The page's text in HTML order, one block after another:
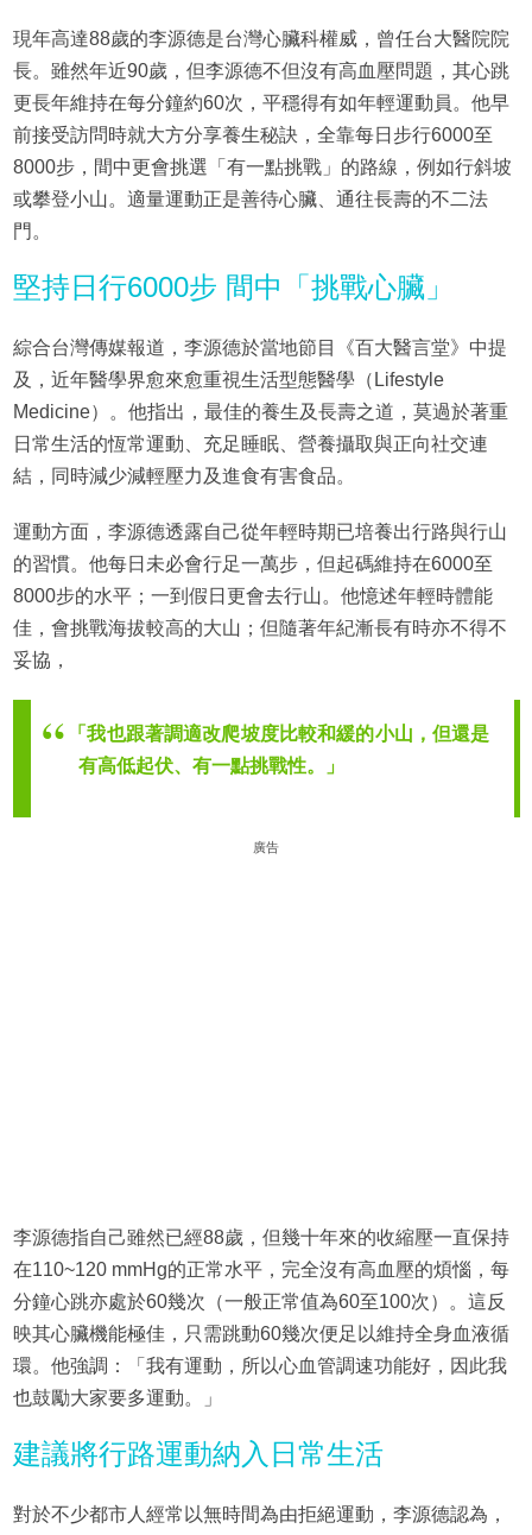
現年高達88歲的李源德是台灣心臟科權威，曾任台大醫院院
長。雖然年近90歲，但李源德不但沒有高血壓問題，其心跳
更長年維持在每分鐘約60次，平穩得有如年輕運動員。他早
前接受訪問時就大方分享養生秘訣，全靠每日步行6000至
8000步，間中更會挑選「有一點挑戰」的路線，例如行斜坡
或攀登小山。適量運動正是善待心臟、通往長壽的不二法
門。
堅持日行6000步 間中「挑戰心臟」
綜合台灣傳媒報道，李源德於當地節目《百大醫言堂》中提
及，近年醫學界愈來愈重視生活型態醫學（Lifestyle
Medicine）。他指出，最佳的養生及長壽之道，莫過於著重
日常生活的恆常運動、充足睡眠、營養攝取與正向社交連
結，同時減少減輕壓力及進食有害食品。
運動方面，李源德透露自己從年輕時期已培養出行路與行山
的習慣。他每日未必會行足一萬步，但起碼維持在6000至
8000步的水平；一到假日更會去行山。他憶述年輕時體能
佳，會挑戰海拔較高的大山；但隨著年紀漸長有時亦不得不
妥協，
「我也跟著調適改爬坡度比較和緩的小山，但還是
有高低起伏、有一點挑戰性。」
廣告
李源德指自己雖然已經88歲，但幾十年來的收縮壓一直保持
在110~120 mmHg的正常水平，完全沒有高血壓的煩惱，每
分鐘心跳亦處於60幾次（一般正常值為60至100次）。這反
映其心臟機能極佳，只需跳動60幾次便足以維持全身血液循
環。他強調：「我有運動，所以心血管調速功能好，因此我
也鼓勵大家要多運動。」
建議將行路運動納入日常生活
對於不少都市人經常以無時間為由拒絕運動，李源德認為，